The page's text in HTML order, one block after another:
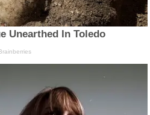
Unearthed In Toledo